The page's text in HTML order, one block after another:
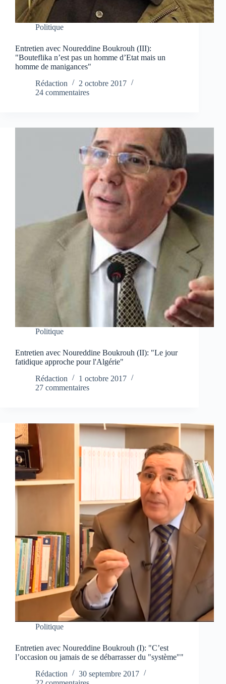
Politique
Entretien avec Noureddine Boukrouh (III):
"Bouteflika n’est pas un homme d’Etat mais un
homme de manigances"
Rédaction
2 octobre 2017
24 commentaires
Politique
Entretien avec Noureddine Boukrouh (II): "Le jour
fatidique approche pour l'Algérie"
Rédaction
1 octobre 2017
27 commentaires
Politique
Entretien avec Noureddine Boukrouh (I): "C’est
l’occasion ou jamais de se débarrasser du "système""
Rédaction
30 septembre 2017